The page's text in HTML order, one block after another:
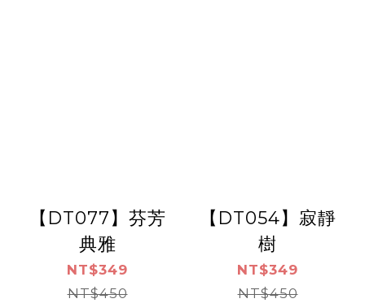
【DT077】芬芳
典雅
NT$349
NT$450
【DT054】寂靜
樹
NT$349
NT$450